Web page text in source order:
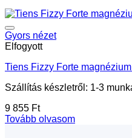
Gyors nézet
Elfogyott
Tiens Fizzy Forte
Szállítás készletről: 1-3
9 855 Ft
Tovább olvasom